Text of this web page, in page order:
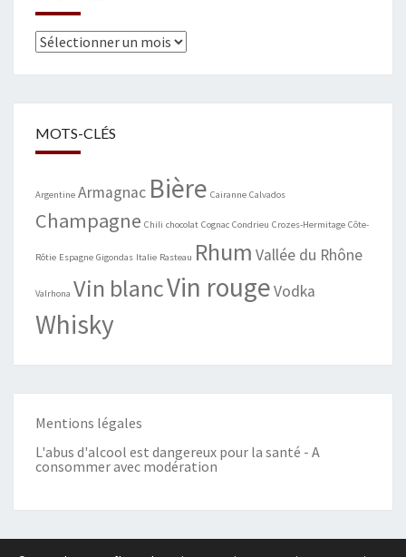
Archives
MOTS-CLÉS
Argentine Armagnac Bière Cairanne Calvados
Champagne Chili chocolat Cognac Condrieu Crozes-Hermitage Côte-
Rôtie Espagne Gigondas Italie Rasteau Rhum Vallée du Rhône
Valrhona Vin blancVin rougeVodka
Whisky
Mentions légales
L'abus d'alcool est dangereux pour la santé - A
consommer avec modération